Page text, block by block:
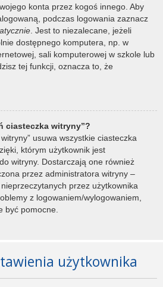
konta przez kogoś innego. Aby
podczas logowania zaznacz
. Jest to niezalecane, jeżeli
dostępnego komputera, np. w
sali komputerowej w szkole lub
tej funkcji, oznacza to, że
ciasteczka witryny”?
usuwa wszystkie ciasteczka
którym użytkownik jest
witryny. Dostarczają one również
przez administratora witryny –
przez użytkownika
z logowaniem/wylogowaniem,
być pomocne.
użytkownika